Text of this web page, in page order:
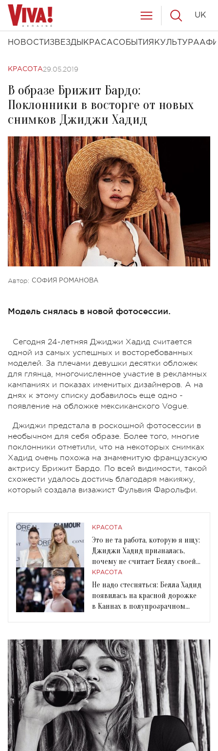
НОВОСТИ ЗВЕЗДЫ КРАСАСОБЫТИЯ КУЛЬТУРА
UK
КРАСОТА29.05.2019
В образе Брижит Бардо:
Поклонники в восторге от новых
снимков Джиджи Хадид
Автор: СОФИЯ РОМАНОВА
Модель снялась в новой фотосессии.
Сегодня 24-летняя Джиджи Хадид считается
одной из самых успешных и восторебованных
моделей. За плечами девушки десятки обложек
для глянца, многочисленное участие в рекламных
кампаниях и показах именитых дизайнеров. А на
днях к этому списку добавилось еще одно -
появление на обложке мексиканского Vogue.
Джиджи предстала в роскошной фотосессии в
необычном для себя образе. Более того, многие
поклонники отметили, что на некоторых снимках
Хадид очень похожа на знаменитую французскую
актрису Брижит Бардо. По всей видимости, такой
схожести удалось достичь благодаря макияжу,
который создала визажист Фульвия Фарольфи.
КРАСОТА
Это не та работа, которую я ищу:
Джиджи Хадид призналась,
почему не считает Беллу своей
конкуренткой
КРАСОТА
Не надо стесняться: Белла Хадид
появилась на красной дорожке
в Каннах в полупрозрачном